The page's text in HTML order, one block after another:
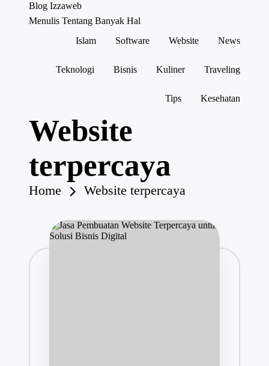
Blog Izzaweb
Menulis Tentang Banyak Hal
Islam
Software Website News
Teknologi Bisnis Kuliner Traveling
Tips Kesehatan
Website
terpercaya
Home Website terpercaya